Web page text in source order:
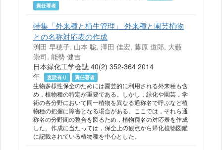
責任著者
特集「外来種と植生管理」 外来種と園芸植物
との名称対応表の作成
渕田 早穂子, 山本 聡, 澤田 佳宏, 藤原 道郎, 大藪
崇司, 能勢 健吉
日本緑化工学会誌 40(2) 352-364 2014
年
査読有り 責任著者
生物多様性保全のためには園芸的に利用される外来種も含
め，植物種の特定が重要である。しかし，緑化や園芸，学
術の各分野において同一植物を異なる通称名で呼ぶなど植
物種の把握に障害となる場合がある。ここでは，それら通
称名の分野間の整合を図るため，植物種名の対応表を作成
した。作成に当たっては，保全上の観点から帰化植物図鑑
に記載されている植物種を中心とした。